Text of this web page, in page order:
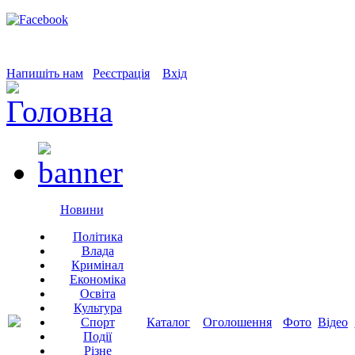
Напишіть нам Реєстрація Вхід
Новини
Політика
Влада
Кримінал
Економіка
Освіта
Культура
Спорт
Події
Різне
Каталог Оголошення Фото Відео